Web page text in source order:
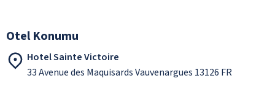
Otel Konumu
Hotel Sainte Victoire
33 Avenue des Maquisards Vauvenargues 13126 FR